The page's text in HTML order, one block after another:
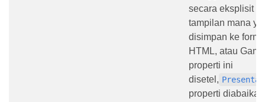
secara eksplisit
tampilan mana
disimpan ke
HTML, atau
properti ini
disetel,
properti